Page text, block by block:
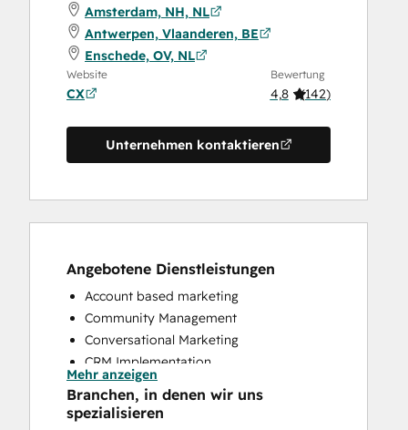
Amsterdam, NH, NL
Antwerpen, Vlaanderen, BE
Enschede, OV, NL
Website
CX
Bewertung
4,8 (142)
Unternehmen kontaktieren
Angebotene Dienstleistungen
Account based marketing
Community Management
Conversational Marketing
CRM Implementation
CRM Migration
Custom API Integrations
Mehr anzeigen
Branchen, in denen wir uns
spezialisieren